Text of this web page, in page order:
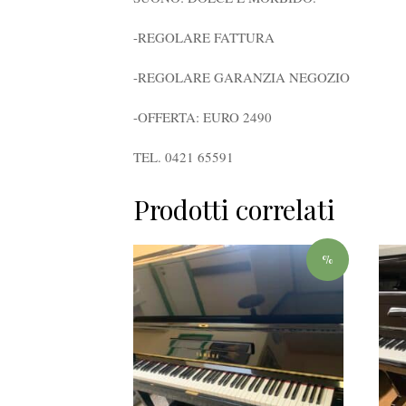
-REGOLARE FATTURA
-REGOLARE GARANZIA NEGOZIO
-OFFERTA: EURO 2490
TEL. 0421 65591
Prodotti correlati
%